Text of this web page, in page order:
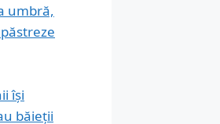
umbră,
își
băieții